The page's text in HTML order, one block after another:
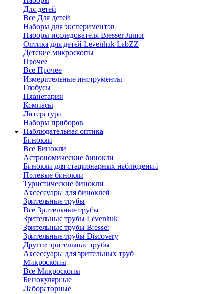
Для детей
Все Для детей
Наборы для экспериментов
Наборы исследователя Bresser Junior
Оптика для детей Levenhuk LabZZ
Детские микроскопы
Прочее
Все Прочее
Измерительные инструменты
Глобусы
Планетарии
Компасы
Литература
Наборы приборов
Наблюдательная оптика
Бинокли
Все Бинокли
Астрономические бинокли
Бинокли для стационарных наблюдений
Полевые бинокли
Туристические бинокли
Аксессуары для биноклей
Зрительные трубы
Все Зрительные трубы
Зрительные трубы Levenhuk
Зрительные трубы Bresser
Зрительные трубы Discovery
Другие зрительные трубы
Аксессуары для зрительных труб
Микроскопы
Все Микроскопы
Бинокулярные
Лабораторные